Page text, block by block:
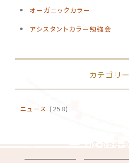
オーガニックカラー
アシスタントカラー勉強会
カテゴリー
ニュース (258)